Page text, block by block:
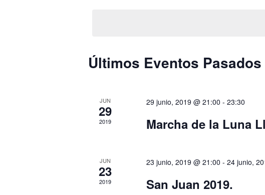
clave.
Calendario
de
Últimos Eventos Pasados
JUN
29
2019
29 junio, 2019 @ 21:00 - 23:30
Marcha de la Luna
JUN
23
2019
23 junio, 2019 @ 21:00 - 24 junio,
San Juan 2019.